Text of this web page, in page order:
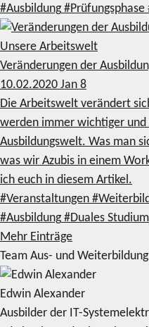
#Ausbildung #Prüfungsphase
Unsere Arbeitswelt
Veränderungen der
10.02.2020 Jan 8
Die Arbeitswelt verändert
werden immer wichtiger
Ausbildungswelt. Was man
was wir Azubis in einem
ich euch in diesem Artikel.
#Veranstaltungen
#Ausbildung #Duales Studium
Mehr Einträge
Team Aus- und Weiterbildung
Edwin Alexander
Ausbilder der IT-